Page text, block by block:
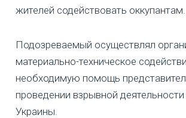
жителей содействовать оккупантам.
Подозреваемый осуществлял
материально-техническое
необходимую помощь
проведении взрывной деятельности
Украины.